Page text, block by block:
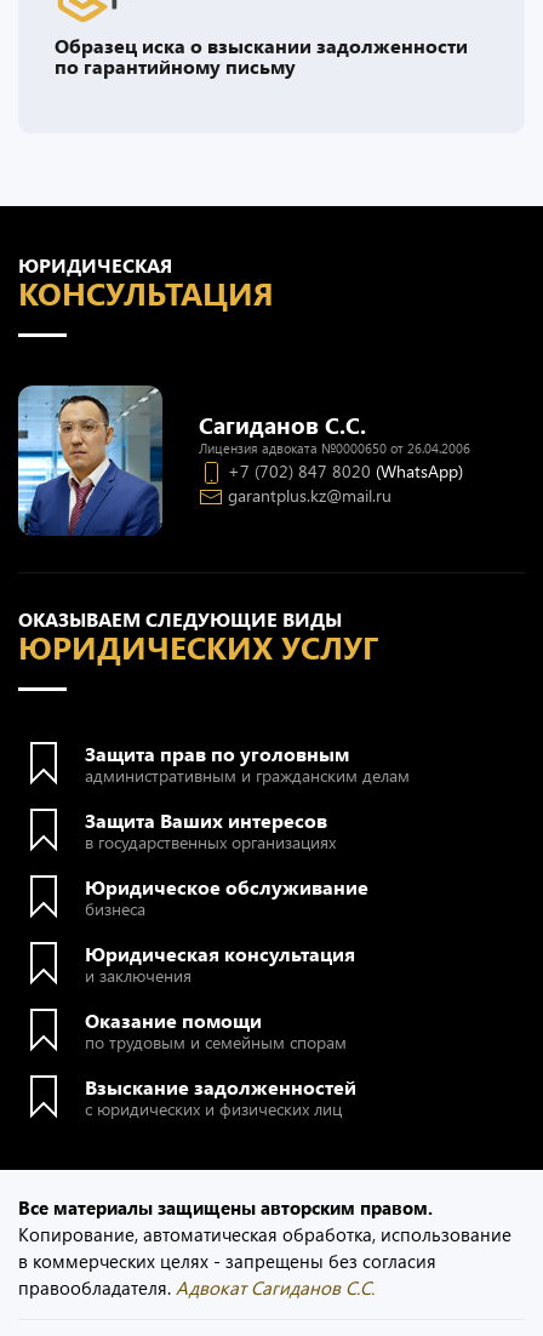
Образец иска о взыскании задолженности
по гарантийному письму
ОКАЗЫВАЕМ СЛЕДУЮЩИЕ ВИДЫ
ЮРИДИЧЕСКИХ УСЛУГ
Защита прав по уголовным
административным и гражданским делам
Защита Ваших интересов
в государственных организациях
Юридическое обслуживание
бизнеса
Юридическая консультация
и заключения
Оказание помощи
по трудовым и семейным спорам
Взыскание задолженностей
с юридических и физических лиц
ЮРИДИЧЕСКАЯ
КОНСУЛЬТАЦИЯ
Сагиданов С.С.
Лицензия адвоката №0000650 от 26.04.2006
+7 (702) 847 8020 (WhatsApp)
garantplus.kz@mail.ru
Все материалы защищены авторским правом.
Копирование, автоматическая обработка, использование
в коммерческих целях - запрещены без согласия
правообладателя. Адвокат Сагиданов С.С.